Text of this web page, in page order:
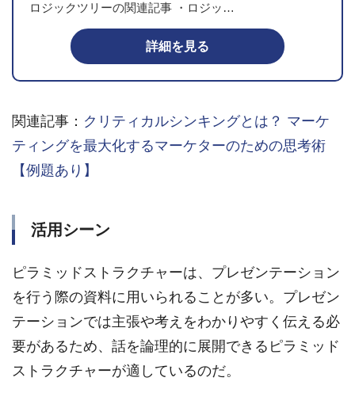
ロジックツリーの関連記事 ・ロジッ…
詳細を見る
関連記事： クリティカルシンキングとは？ マーケ
ティングを最大化するマーケターのための思考術
【例題あり】
活用シーン
ピラミッドストラクチャーは、プレゼンテーション
を行う際の資料に用いられることが多い。プレゼン
テーションでは主張や考えをわかりやすく伝える必
要があるため、話を論理的に展開できるピラミッド
ストラクチャーが適しているのだ。